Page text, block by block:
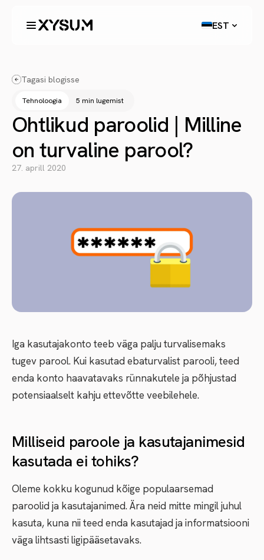
EST
Tagasi blogisse
Tehnoloogia 5 min lugemist
Ohtlikud paroolid | Milline
on turvaline parool?
27. aprill 2020
Iga kasutajakonto teeb väga palju turvalisemaks
tugev parool. Kui kasutad ebaturvalist parooli, teed
enda konto haavatavaks rünnakutele ja põhjustad
potensiaalselt kahju ettevõtte veebilehele.
Milliseid paroole ja kasutajanimesid
kasutada ei tohiks?
Oleme kokku kogunud kõige populaarsemad
paroolid ja kasutajanimed. Ära neid mitte mingil juhul
kasuta, kuna nii teed enda kasutajad ja informatsiooni
väga lihtsasti ligipääsetavaks.